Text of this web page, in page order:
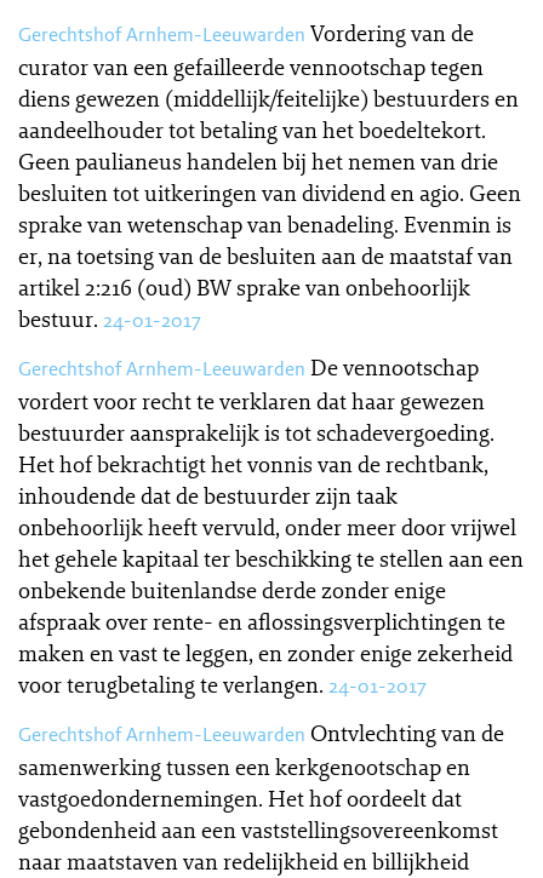
Gerechtshof Arnhem-Leeuwarden Vordering van de
curator van een gefailleerde vennootschap tegen
diens gewezen (middellijk/feitelijke) bestuurders en
aandeelhouder tot betaling van het boedeltekort.
Geen paulianeus handelen bij het nemen van drie
besluiten tot uitkeringen van dividend en agio. Geen
sprake van wetenschap van benadeling. Evenmin is
er, na toetsing van de besluiten aan de maatstaf van
artikel 2:216 (oud) BW sprake van onbehoorlijk
bestuur. 24-01-2017
Gerechtshof Arnhem-Leeuwarden De vennootschap
vordert voor recht te verklaren dat haar gewezen
bestuurder aansprakelijk is tot schadevergoeding.
Het hof bekrachtigt het vonnis van de rechtbank,
inhoudende dat de bestuurder zijn taak
onbehoorlijk heeft vervuld, onder meer door vrijwel
het gehele kapitaal ter beschikking te stellen aan een
onbekende buitenlandse derde zonder enige
afspraak over rente- en aflossingsverplichtingen te
maken en vast te leggen, en zonder enige zekerheid
voor terugbetaling te verlangen. 24-01-2017
Gerechtshof Arnhem-Leeuwarden Ontvlechting van de
samenwerking tussen een kerkgenootschap en
vastgoedondernemingen. Het hof oordeelt dat
gebondenheid aan een vaststellingsovereenkomst
naar maatstaven van redelijkheid en billijkheid